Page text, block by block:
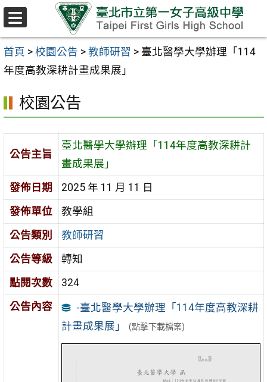
跳至主要內容區
首頁 > 校園公告 > 教師研習 > 臺北醫學大學辦理「114
年度高教深耕計畫成果展」
校園公告
公告主旨
臺北醫學大學辦理「114年度高教深耕計
畫成果展」
發佈日期
2025 年 11 月 11 日
發佈單位
教學組
公告類別
教師研習
公告等級
轉知
點閱次數
324
公告內容
-臺北醫學大學辦理「114年度高教深耕
計畫成果展」
(點擊下載檔案)
選
單